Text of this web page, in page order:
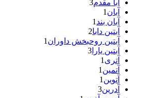
آبا مقدم3
آبان1
آبان بند1
آبتین دابا2
آبتین روحبخش داوران1
آبتین یارا 3
آتری1
آتمین1
آتوین1
آدرین3